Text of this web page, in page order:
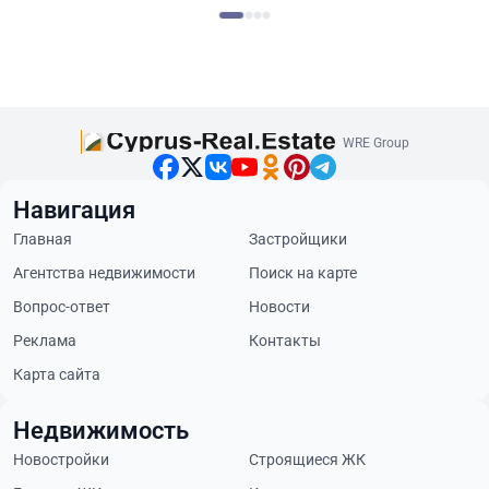
WRE Group
Навигация
Главная
Застройщики
Агентства недвижимости
Поиск на карте
Вопрос-ответ
Новости
Реклама
Контакты
Карта сайта
Недвижимость
Новостройки
Строящиеся ЖК